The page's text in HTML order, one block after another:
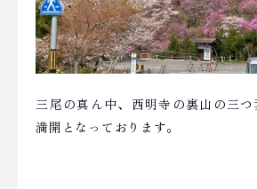
三尾の真ん中、西明寺の裏山の三
満開となっております。